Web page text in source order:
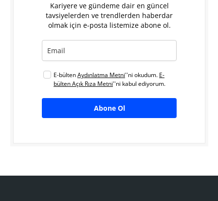
Kariyere ve gündeme dair en güncel
tavsiyelerden ve trendlerden haberdar
olmak için e-posta listemize abone ol.
E-bültenAydınlatma Metni''ni okudum. E-
bülten Açık Rıza Metni''ni kabul ediyorum.
Abone Ol